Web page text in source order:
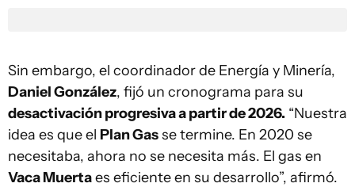
Sin embargo, el coordinador de Energía y Minería,
Daniel González, fijó un cronograma para su
desactivación progresiva a partir de 2026. “Nuestra
idea es que el Plan Gasse termine. En 2020 se
necesitaba, ahora no se necesita más. El gas en
Vaca Muertaes eficiente en su desarrollo”, afirmó.